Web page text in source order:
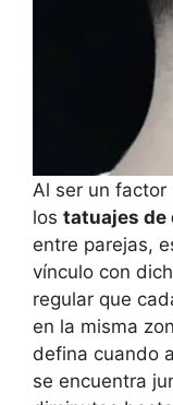
Al ser un factor
los tatuajes de
entre parejas,
vínculo con
regular que
en la misma
defina cuando
se encuentra